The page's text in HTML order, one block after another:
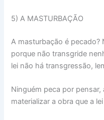
5) A MASTURBAÇÃO
A masturbação é pecado?
porque não transgride
lei não há transgressão,
Ninguém peca por
materializar a obra que a